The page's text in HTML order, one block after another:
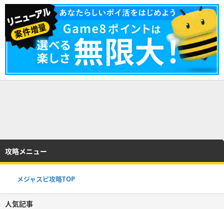
攻略メニュー
メジャスピ攻略TOP
人気記事